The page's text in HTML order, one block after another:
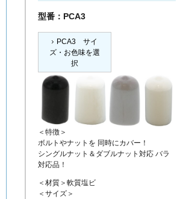
型番：PCA3
PCA3 サイ
ズ・お色味を選
択
＜特徴＞
ボルトやナットを 同時にカバー！
シングルナット＆ダブルナット対応 バラ
対応品！
＜材質＞軟質塩ビ
＜サイズ＞